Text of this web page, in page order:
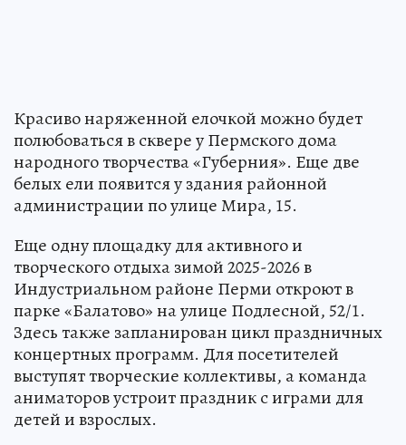
Красиво наряженной елочкой можно будет
полюбоваться в сквере у Пермского дома
народного творчества «Губерния». Еще две
белых ели появится у здания районной
администрации по улице Мира, 15.
Еще одну площадку для активного и
творческого отдыха зимой 2025-2026 в
Индустриальном районе Перми откроют в
парке «Балатово» на улице Подлесной, 52/1.
Здесь также запланирован цикл праздничных
концертных программ. Для посетителей
выступят творческие коллективы, а команда
аниматоров устроит праздник с играми для
детей и взрослых.